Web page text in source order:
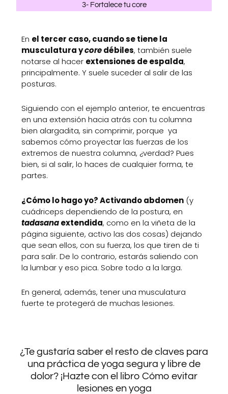
3- Fortalece tu core
En el tercer caso, cuando se tiene la
musculatura ycoredébiles, también suele
notarse al hacer extensiones de espalda,
principalmente. Y suele suceder al salir de las
posturas.
Siguiendo con el ejemplo anterior, te encuentras
en una extensión hacia atrás con tu columna
bien alargadita, sin comprimir, porque ya
sabemos cómo proyectar las fuerzas de los
extremos de nuestra columna, ¿verdad? Pues
bien, si al salir, lo haces de cualquier forma, te
partes.
¿Cómo lo hago yo? Activando abdomen (y
cuádriceps dependiendo de la postura, en
tadasanaextendida, como en la viñeta de la
página siguiente, activo las dos cosas) dejando
que sean ellos, con su fuerza, los que tiren de ti
para salir. De lo contrario, estarás saliendo con
la lumbar y eso pica. Sobre todo a la larga.
En general, además, tener una musculatura
fuerte te protegerá de muchas lesiones.
¿Te gustaría saber el resto de claves para
una práctica de yoga segura y libre de
dolor? ¡Hazte con el libro Cómo evitar
lesiones en yoga